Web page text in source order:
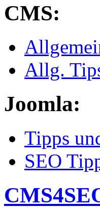
CMS:
Allg.
Joomla:
Tipps
SEO